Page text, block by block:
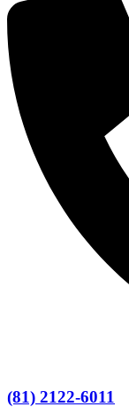
(81) 2122-6011